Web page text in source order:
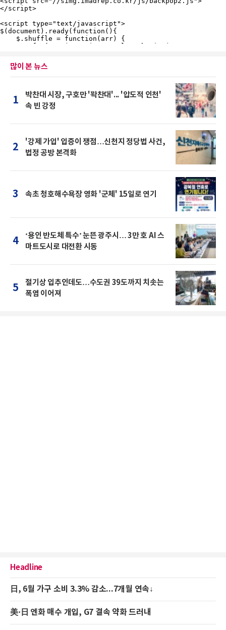
많이 본 뉴스
1
박찬대 시장, 구호만 '꽉찬대'... '압도적 인천'
속 빈 강정
2
'강제 가입' 입증이 쟁점…신천지 정당법 사건,
법정 공방 본격화
3 속초 청호해수욕장 영화 '군체' 15일로 연기
4
‘용인 반도체 특수’ 눈뜬 광주시… 3만 호 AI 스
마트도시로 대전환 시동
5
절기상 입추인데도…수도권 39도까지 치솟는
폭염 이어져
Headline
日, 6월 가구 소비 3.3% 감소...7개월 연속↓
美·日 엔화 매수 개입, G7 결속 약화 드러내